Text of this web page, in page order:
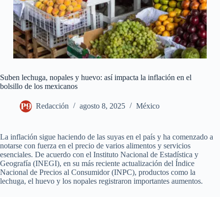
Suben lechuga, nopales y huevo: así impacta la inflación en el
bolsillo de los mexicanos
Redacción agosto 8, 2025 México
La inflación sigue haciendo de las suyas en el país y ha comenzado a
notarse con fuerza en el precio de varios alimentos y servicios
esenciales. De acuerdo con el Instituto Nacional de Estadística y
Geografía (INEGI), en su más reciente actualización del Índice
Nacional de Precios al Consumidor (INPC), productos como la
lechuga, el huevo y los nopales registraron importantes aumentos.